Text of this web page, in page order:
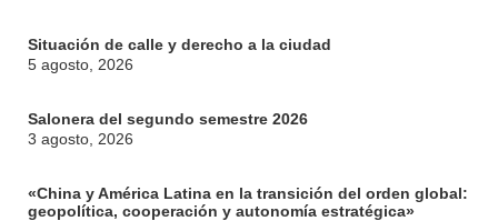
Situación de calle y derecho a la ciudad
5 agosto, 2026
Salonera del segundo semestre 2026
3 agosto, 2026
«China y América Latina en la transición del orden global:
geopolítica, cooperación y autonomía estratégica»